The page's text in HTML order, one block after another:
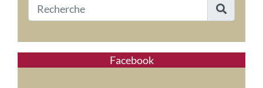
Facebook